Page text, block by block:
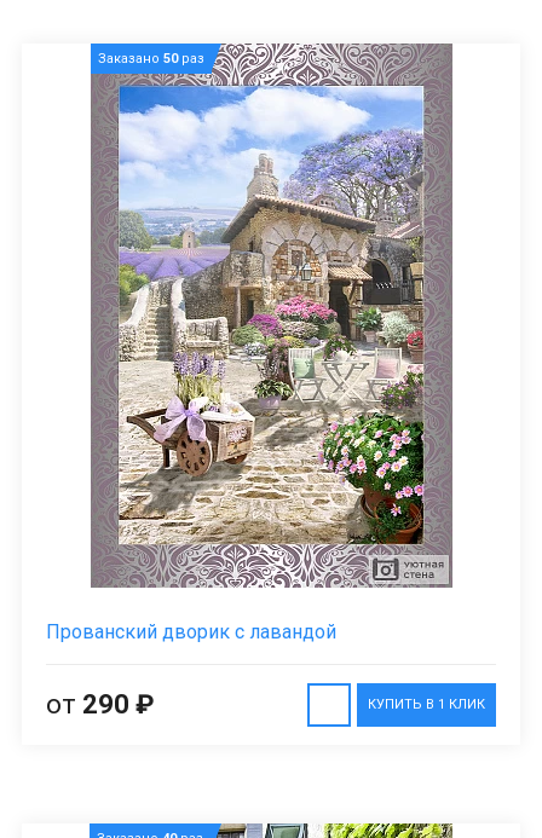
Заказано 50раз
Прованский дворик с лавандой
КУПИТЬ В 1 КЛИК
от 290 ₽